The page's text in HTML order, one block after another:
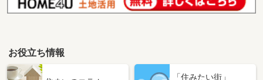
お役立ち情報
「住みたい街」